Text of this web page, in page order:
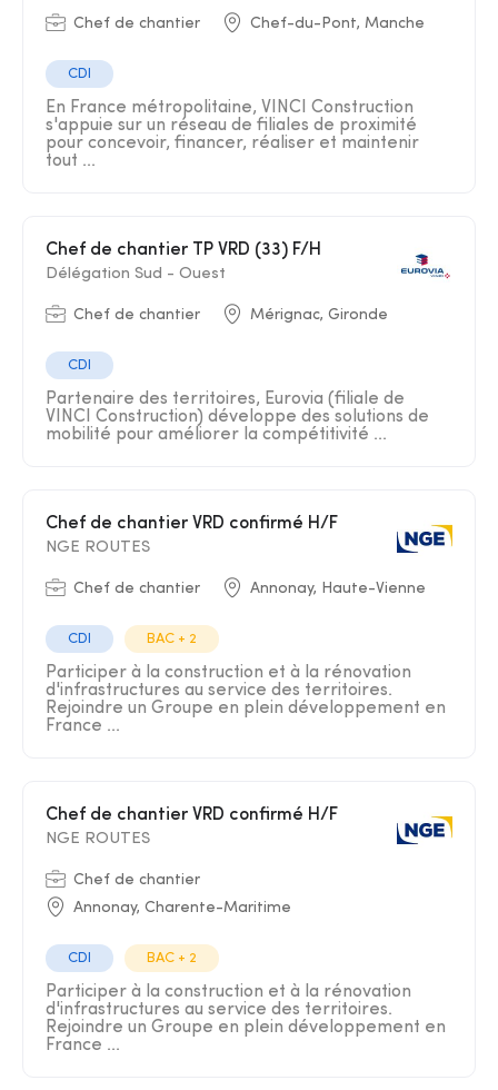
Chef de chantier Chef-du-Pont, Manche
CDI
En France métropolitaine, VINCI Construction
s'appuie sur un réseau de filiales de proximité
pour concevoir, financer, réaliser et maintenir
tout ...
Chef de chantier TP VRD (33) F/H
Délégation Sud - Ouest
Chef de chantier Mérignac, Gironde
CDI
Partenaire des territoires, Eurovia (filiale de
VINCI Construction) développe des solutions de
mobilité pour améliorer la compétitivité ...
Chef de chantier VRD confirmé H/F
NGE ROUTES
Chef de chantier Annonay, Haute-Vienne
CDI BAC + 2
Participer à la construction et à la rénovation
d'infrastructures au service des territoires.
Rejoindre un Groupe en plein développement en
France ...
Chef de chantier VRD confirmé H/F
NGE ROUTES
Chef de chantier
Annonay, Charente-Maritime
CDI BAC + 2
Participer à la construction et à la rénovation
d'infrastructures au service des territoires.
Rejoindre un Groupe en plein développement en
France ...